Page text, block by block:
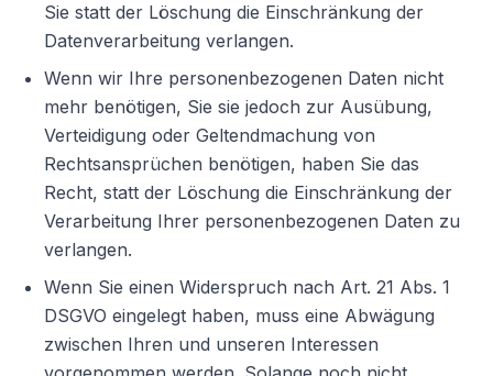
Sie statt der Löschung die Einschränkung der
Datenverarbeitung verlangen.
Wenn wir Ihre personenbezogenen Daten nicht
mehr benötigen, Sie sie jedoch zur Ausübung,
Verteidigung oder Geltendmachung von
Rechtsansprüchen benötigen, haben Sie das
Recht, statt der Löschung die Einschränkung der
Verarbeitung Ihrer personenbezogenen Daten zu
verlangen.
Wenn Sie einen Widerspruch nach Art. 21 Abs. 1
DSGVO eingelegt haben, muss eine Abwägung
zwischen Ihren und unseren Interessen